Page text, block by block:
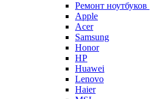
Ремонт ноутбуков
Apple
Acer
Samsung
Honor
HP
Huawei
Lenovo
Haier